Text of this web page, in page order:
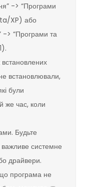
-> “Програми
XP) або
-> “Програми та
встановлювали,
були
же час, коли
Будьте
системне
драйвери.
програма не